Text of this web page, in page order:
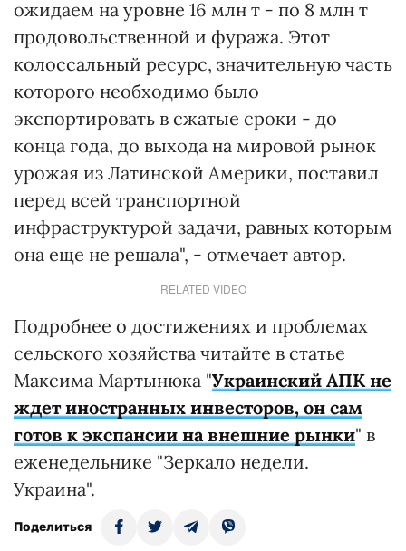
ожидаем на уровне 16 млн т - по 8 млн т
продовольственной и фуража. Этот
колоссальный ресурс, значительную часть
которого необходимо было
экспортировать в сжатые сроки - до
конца года, до выхода на мировой рынок
урожая из Латинской Америки, поставил
перед всей транспортной
инфраструктурой задачи, равных которым
она еще не решала", - отмечает автор.
RELATED VIDEO
Подробнее о достижениях и проблемах
сельского хозяйства читайте в статье
Максима Мартынюка "Украинский АПК не
ждет иностранных инвесторов, он сам
готов к экспансии на внешние рынки" в
еженедельнике "Зеркало недели.
Украина".
Поделиться